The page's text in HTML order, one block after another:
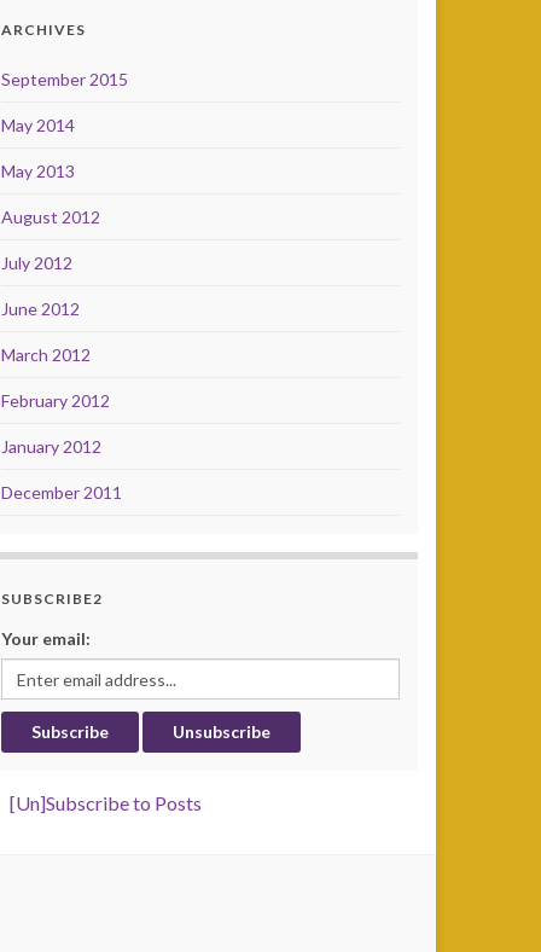
ARCHIVES
September 2015
May 2014
May 2013
August 2012
July 2012
June 2012
March 2012
February 2012
January 2012
December 2011
SUBSCRIBE2
Your email:
[Un]Subscribe to Posts